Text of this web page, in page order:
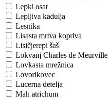
Lepki osat
Lepljiva kadulja
Lesnika
Lisasta mrtva kopriva
Lisičjerepi šaš
Lokvanj Charles de Meurville
Lovkasta mrežnica
Lovorikovec
Lucerna detelja
Mah atrichum